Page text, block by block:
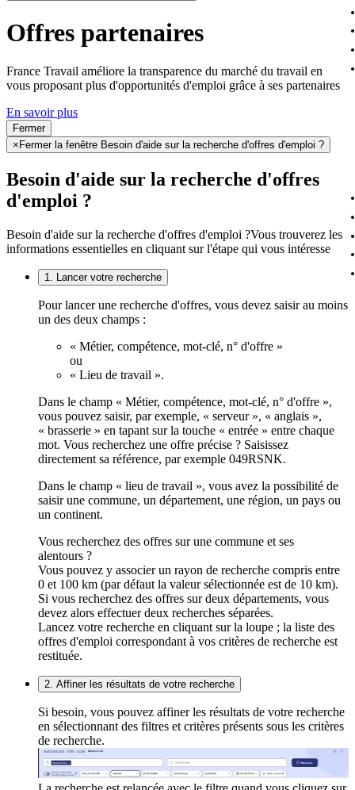
Offres partenaires
France Travail améliore la transparence du marché du travail en
vous proposant plus d'opportunités d'emploi grâce à ses partenaires
En savoir plus
Fermer
× Fermer la fenêtre Besoin d'aide sur la recherche d'offres d'emploi ?
Besoin d'aide sur la recherche d'offres
d'emploi ?
Besoin d'aide sur la recherche d'offres d'emploi ?Vous trouverez les
informations essentielles en cliquant sur l'étape qui vous intéresse
1. Lancer votre recherche
Pour lancer une recherche d'offres, vous devez saisir au moins
un des deux champs :
« Métier, compétence, mot-clé, n° d'offre »
ou
« Lieu de travail ».
Dans le champ « Métier, compétence, mot-clé, n° d'offre »,
vous pouvez saisir, par exemple, « serveur », « anglais »,
« brasserie » en tapant sur la touche « entrée » entre chaque
mot. Vous recherchez une offre précise ? Saisissez
directement sa référence, par exemple 049RSNK.
Dans le champ « lieu de travail », vous avez la possibilité de
saisir une commune, un département, une région, un pays ou
un continent.
Vous recherchez des offres sur une commune et ses
alentours ?
Vous pouvez y associer un rayon de recherche compris entre
0 et 100 km (par défaut la valeur sélectionnée est de 10 km).
Si vous recherchez des offres sur deux départements, vous
devez alors effectuer deux recherches séparées.
Lancez votre recherche en cliquant sur la loupe ; la liste des
offres d'emploi correspondant à vos critères de recherche est
restituée.
2. Affiner les résultats de votre recherche
Si besoin, vous pouvez affiner les résultats de votre recherche
en sélectionnant des filtres et critères présents sous les critères
de recherche.